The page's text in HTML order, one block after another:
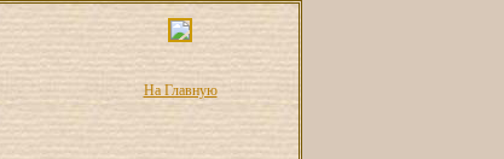
На Главную